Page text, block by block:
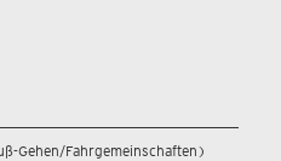
Gehen/Fahrgemeinschaften)